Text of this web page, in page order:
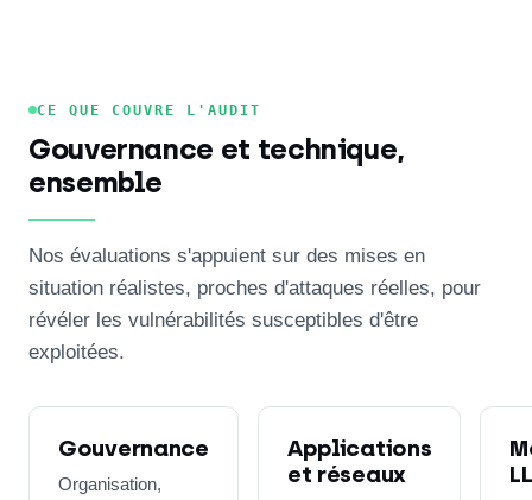
CE QUE COUVRE L'AUDIT
Gouvernance et technique,
ensemble
Nos évaluations s'appuient sur des mises en
situation réalistes, proches d'attaques réelles, pour
révéler les vulnérabilités susceptibles d'être
exploitées.
Gouvernance
Organisation,
Applications
et réseaux